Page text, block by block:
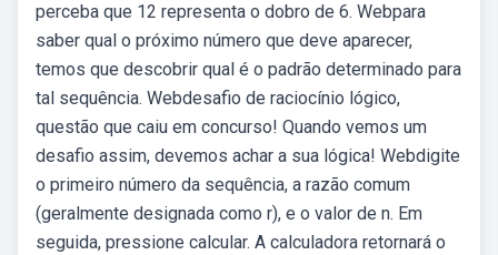
perceba que 12 representa o dobro de 6. Webpara
saber qual o próximo número que deve aparecer,
temos que descobrir qual é o padrão determinado para
tal sequência. Webdesafio de raciocínio lógico,
questão que caiu em concurso! Quando vemos um
desafio assim, devemos achar a sua lógica! Webdigite
o primeiro número da sequência, a razão comum
(geralmente designada como r), e o valor de n. Em
seguida, pressione calcular. A calculadora retornará o